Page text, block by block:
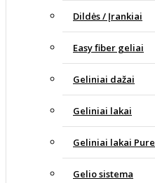
Dildės / Įrankiai
Easy fiber geliai
Geliniai dažai
Geliniai lakai
Geliniai lakai Pure
Gelio sistema